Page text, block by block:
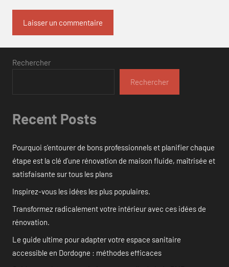
Rechercher
Rechercher
Recent Posts
Pourquoi s’entourer de bons professionnels et planifier chaque
étape est la clé d’une rénovation de maison fluide, maîtrisée et
satisfaisante sur tous les plans
Inspirez-vous les idées les plus populaires.
Transformez radicalement votre intérieur avec ces idées de
rénovation.
Le guide ultime pour adapter votre espace sanitaire
accessible en Dordogne : méthodes efficaces